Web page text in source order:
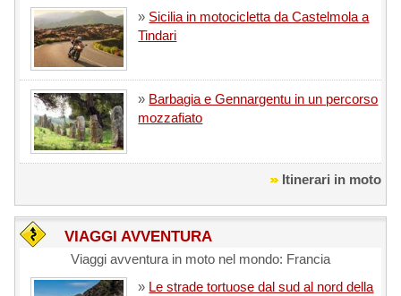
» Sicilia in motocicletta da Castelmola a
Tindari
» Barbagia e Gennargentu in un percorso
mozzafiato
Itinerari in moto
VIAGGI AVVENTURA
Viaggi avventura in moto nel mondo: Francia
» Le strade tortuose dal sud al nord della